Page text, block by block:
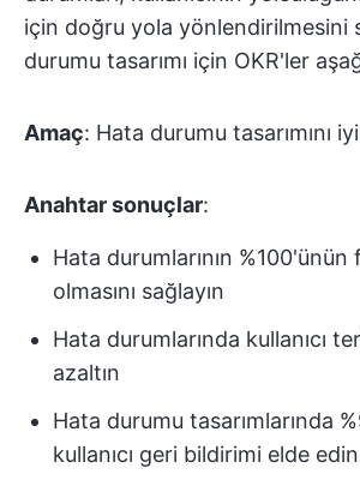
için doğru yola yönlendirilmesini
durumu tasarımı için OKR'ler
Amaç: Hata durumu tasarımını
Anahtar sonuçlar:
Hata durumlarının
olmasını sağlayın
Hata durumlarında kullanıcı
azaltın
Hata durumu tasarımlarında
kullanıcı geri bildirimi elde edin